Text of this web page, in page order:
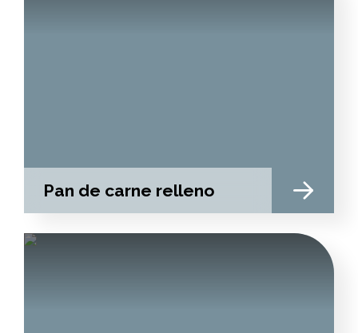
Pan de carne relleno